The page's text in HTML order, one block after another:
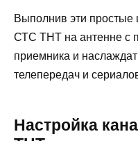
Выполнив эти простые
СТС ТНТ на антенне с
приемника и
телепередач и
Настройка